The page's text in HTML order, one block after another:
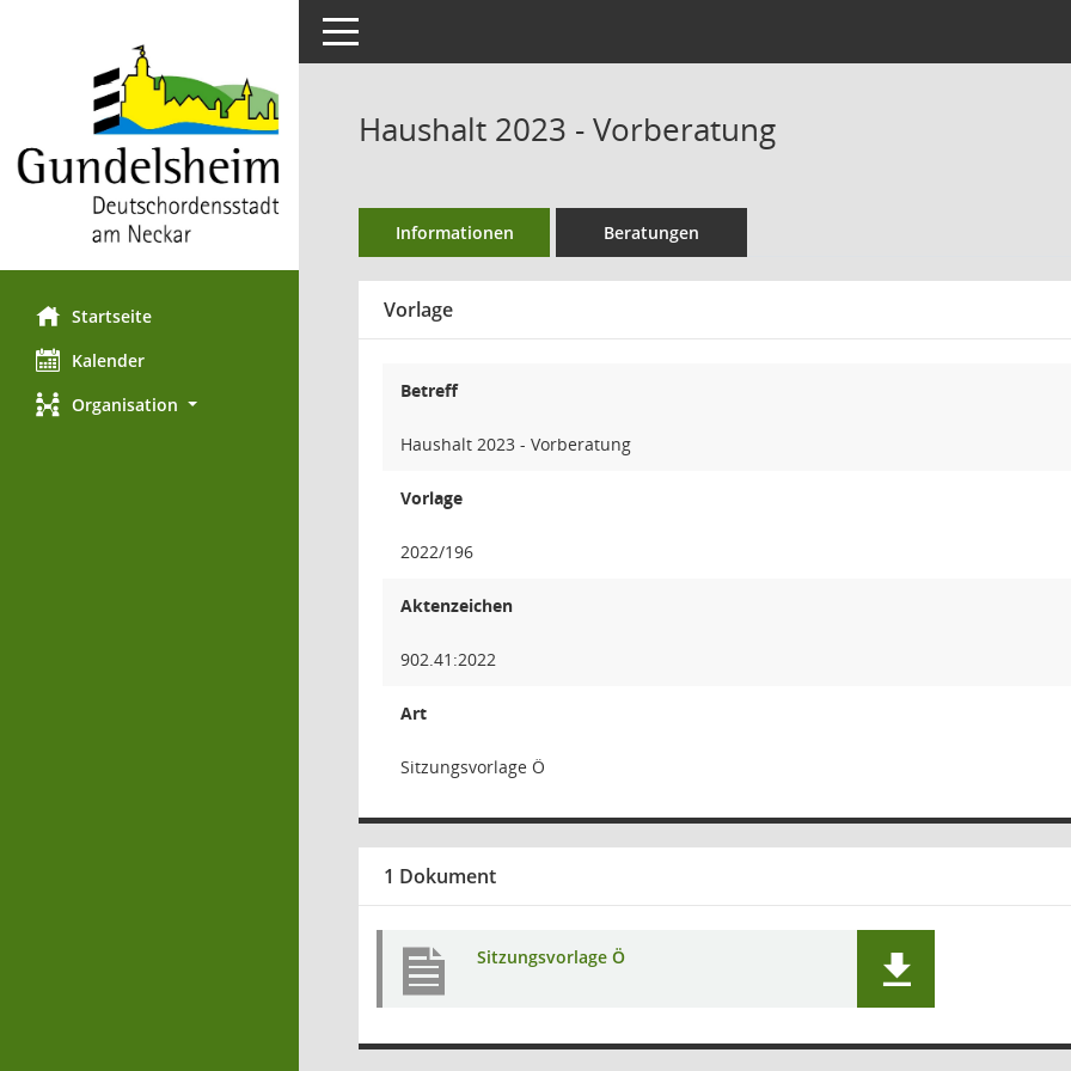
Startseite
Kalender
Organisation
Toggle navigation
Haushalt 2023 - Vorberatung
Informationen Beratungen
Vorlage
Betreff
Haushalt 2023 - Vorberatung
Vorlage
2022/196
Aktenzeichen
902.41:2022
Art
Sitzungsvorlage Ö
1 Dokument
Sitzungsvorlage Ö